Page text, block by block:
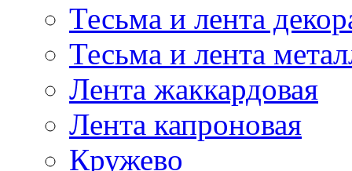
Тесьма и лента
Тесьма и лента
Лента жаккардовая
Лента капроновая
Кружево